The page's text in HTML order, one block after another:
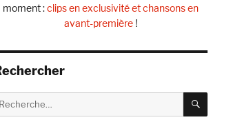
moment :clips en exclusivité et chansons en
avant-première!
: